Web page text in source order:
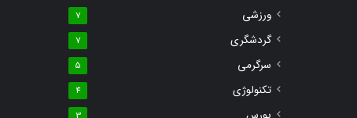
ورزشی 7
گردشگری 7
سرگرمی 5
تکنولوژی 4